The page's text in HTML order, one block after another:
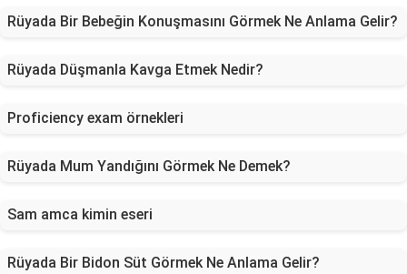
Rüyada Bir Bebeğin Konuşmasını Görmek Ne Anlama Gelir?
Rüyada Düşmanla Kavga Etmek Nedir?
Proficiency exam örnekleri
Rüyada Mum Yandığını Görmek Ne Demek?
Sam amca kimin eseri
Rüyada Bir Bidon Süt Görmek Ne Anlama Gelir?